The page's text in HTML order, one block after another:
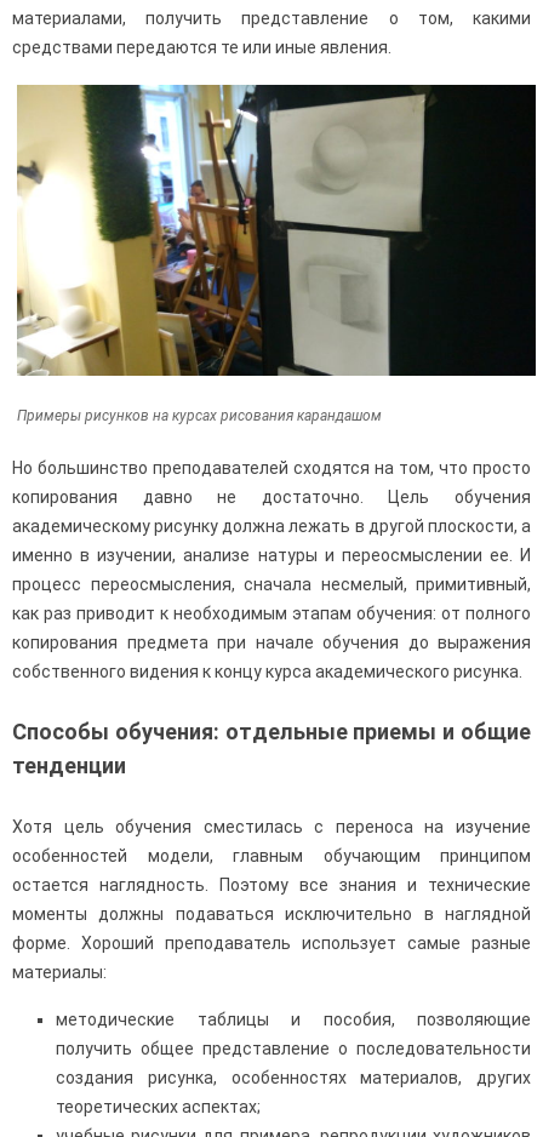
материалами, получить представление о том, какими
средствами передаются те или иные явления.
Примеры рисунков на курсах рисования карандашом
Но большинство преподавателей сходятся на том, что просто
копирования давно не достаточно. Цель обучения
академическому рисунку должна лежать в другой плоскости, а
именно в изучении, анализе натуры и переосмыслении ее. И
процесс переосмысления, сначала несмелый, примитивный,
как раз приводит к необходимым этапам обучения: от полного
копирования предмета при начале обучения до выражения
собственного видения к концу курса академического рисунка.
Способы обучения: отдельные приемы и общие
тенденции
Хотя цель обучения сместилась с переноса на изучение
особенностей модели, главным обучающим принципом
остается наглядность. Поэтому все знания и технические
моменты должны подаваться исключительно в наглядной
форме. Хороший преподаватель использует самые разные
материалы:
методические таблицы и пособия, позволяющие
получить общее представление о последовательности
создания рисунка, особенностях материалов, других
теоретических аспектах;